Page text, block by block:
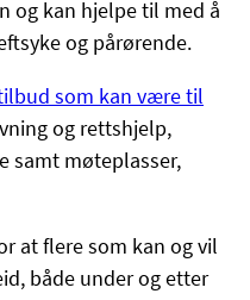
og kan hjelpe til med å
og pårørende.
som kan være til
og rettshjelp,
samt møteplasser,
at flere som kan og vil
både under og etter